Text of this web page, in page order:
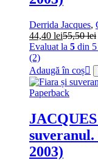
Derrida Jacques,
44,40 lei55,50lei
Evaluat la 5 din 5
(2)
Adaugă în coș
Paperback
2003)